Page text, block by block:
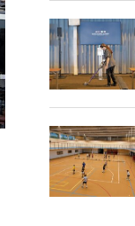
(Pxhere.com)